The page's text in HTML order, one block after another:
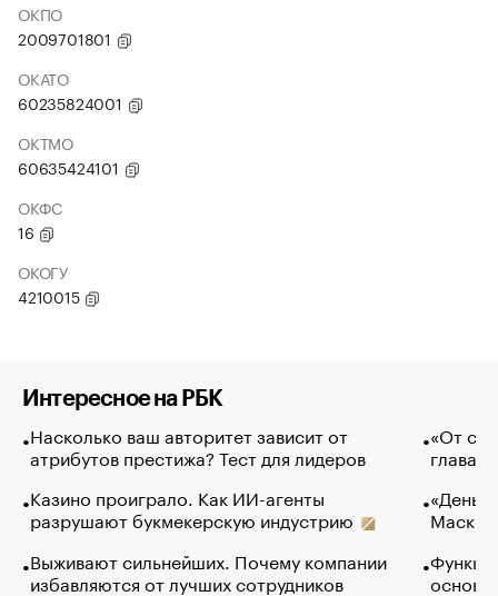
ОКПО
2009701801
ОКАТО
60235824001
ОКТМО
60635424101
ОКФС
16
ОКОГУ
4210015
Интересное на РБК
Насколько ваш авторитет зависит от
атрибутов престижа? Тест для лидеров
Казино проиграло. Как ИИ-агенты
разрушают букмекерскую индустрию
Выживают сильнейших. Почему компании
избавляются от лучших сотрудников
«От
глава
Маск в
основ